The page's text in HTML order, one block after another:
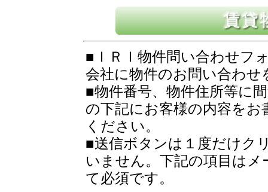
■ＩＲＩ物件問い合わせフ
会社に物件のお問い合わせ
■物件番号、物件住所等に
の下記にお客様の内容を
ください。
■送信ボタンは１度だけク
いません。下記の項目は
て必須です。